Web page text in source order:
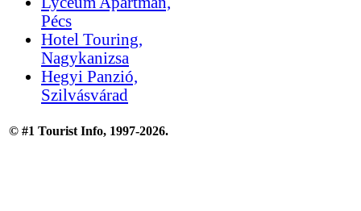
Pécs
Hotel Touring,
Nagykanizsa
Hegyi Panzió,
Szilvásvárad
© #1 Tourist Info, 1997-2026.